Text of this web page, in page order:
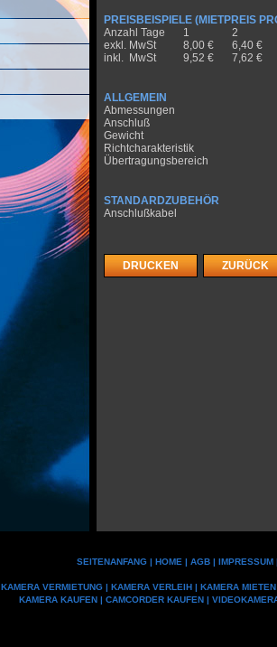
PREISBEISPIELE (MIETPREIS
Anzahl Tage
1
2
exkl. MwSt
8,00 €
6,40 €
inkl. MwSt
9,52 € 7,62 €
ALLGEMEIN
Abmessungen
Anschluß
Gewicht
Richtcharakteristik
Übertragungsbereich
STANDARDZUBEHÖR
Anschlußkabel
DRUCKEN ZURÜCK
SEITENANFANG| HOME | AGB| IMPRESSUM
KAMERA VERMIETUNG | KAMERA VERLEIH | KAMERA MIETEN
KAMERA KAUFEN | CAMCORDER KAUFEN |